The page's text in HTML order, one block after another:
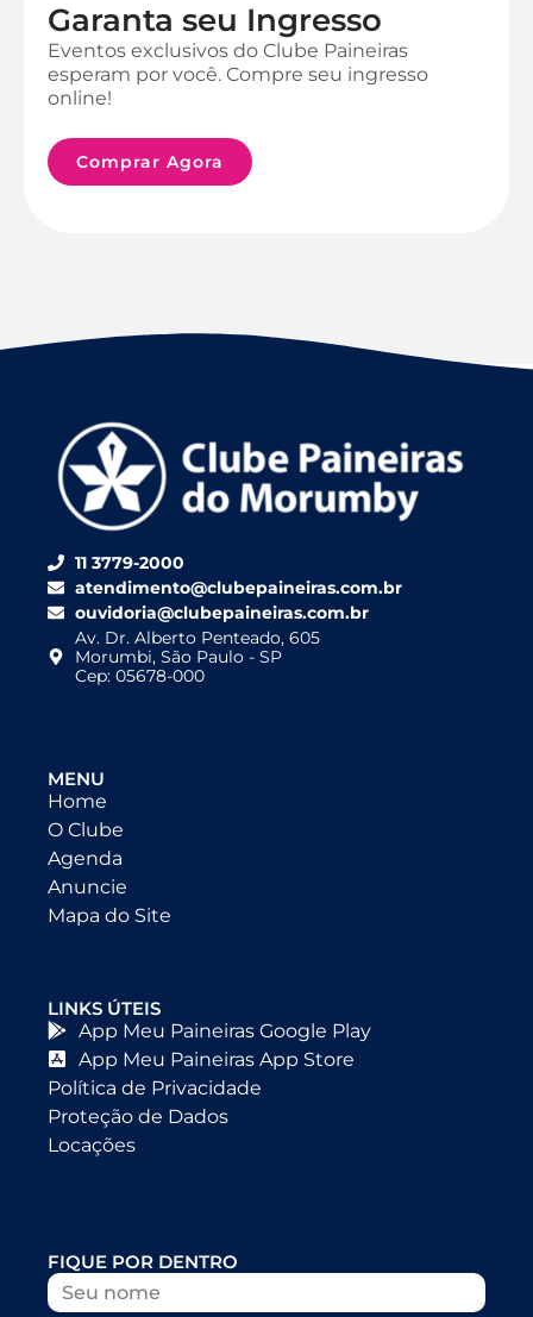
Garanta seu Ingresso
Eventos exclusivos do Clube Paineiras
esperam por você. Compre seu ingresso
online!
Comprar Agora
11 3779-2000
atendimento@clubepaineiras.com.br
ouvidoria@clubepaineiras.com.br
Av. Dr. Alberto Penteado, 605
Morumbi, São Paulo - SP
Cep: 05678-000
MENU
Home
O Clube
Agenda
Anuncie
Mapa do Site
LINKS ÚTEIS
App Meu Paineiras Google Play
App Meu Paineiras App Store
Política de Privacidade
Proteção de Dados
Locações
FIQUE POR DENTRO